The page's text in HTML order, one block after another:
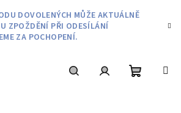
DOVOLENÝCH MŮŽE AKTUÁLNĚ
ZPOŽDĚNÍ PŘI ODESÍLÁNÍ
ZA POCHOPENÍ.